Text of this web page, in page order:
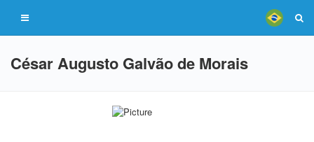
César Augusto Galvão de Morais